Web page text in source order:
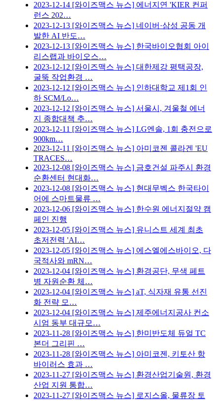
2023-12-14 [와이즈맥스 뉴스] 에너지연 'KIER 컨퍼
런스 202…
2023-12-13 [와이즈맥스 뉴스] 네이버·삼성 공동 개
발한 AI 반도…
2023-12-13 [와이즈맥스 뉴스] 한국바이오협회 아이
리스랩과 바이오스…
2023-12-12 [와이즈맥스 뉴스] 대한제강 평택공장,
굴뚝 작업환경 …
2023-12-12 [와이즈맥스 뉴스] 인하대학교 제1회 인
하 SCM/Lo…
2023-12-12 [와이즈맥스 뉴스] 서울시, 겨울철 에너
지 종합대책 추…
2023-12-11 [와이즈맥스 뉴스] LG엔솔, 1회 충전으로
900km…
2023-12-11 [와이즈맥스 뉴스] 아미코젠 콜라겐 'EU
TRACES…
2023-12-08 [와이즈맥스 뉴스] 금호건설 파주시 환경
순환센터 현대화…
2023-12-08 [와이즈맥스 뉴스] 현대무벡스 한국타이
어에 스마트물류 …
2023-12-06 [와이즈맥스 뉴스] 한수원 에너지절약 캠
페인 진행
2023-12-05 [와이즈맥스 뉴스] 유니스트 세계 최초
초저전력 'AI…
2023-12-05 [와이즈맥스 뉴스] 에스엘에스바이오, 다
국적사와 mRN…
2023-12-04 [와이즈맥스 뉴스] 환경공단, 무색 페트
병 자원순환 체…
2023-12-04 [와이즈맥스 뉴스] aT, 식자재 유통 선진
화 전략 모…
2023-12-04 [와이즈맥스 뉴스] 제주에너지공사 컨소
시엄 동부 대규모…
2023-11-28 [와이즈맥스 뉴스] 한미반도체 듀얼 TC
본더 그리핀 …
2023-11-28 [와이즈맥스 뉴스] 아미코젠, 키토산 항
바이러스 효과 …
2023-11-27 [와이즈맥스 뉴스] 환경산업기술원, 환경
산업 지원 통합…
2023-11-27 [와이즈맥스 뉴스] 로지스올, 물류장 토